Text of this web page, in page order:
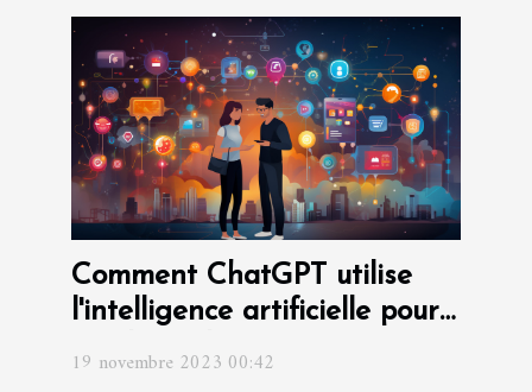
Comment ChatGPT utilise
l'intelligence artificielle pour
19 novembre 2023 00:42